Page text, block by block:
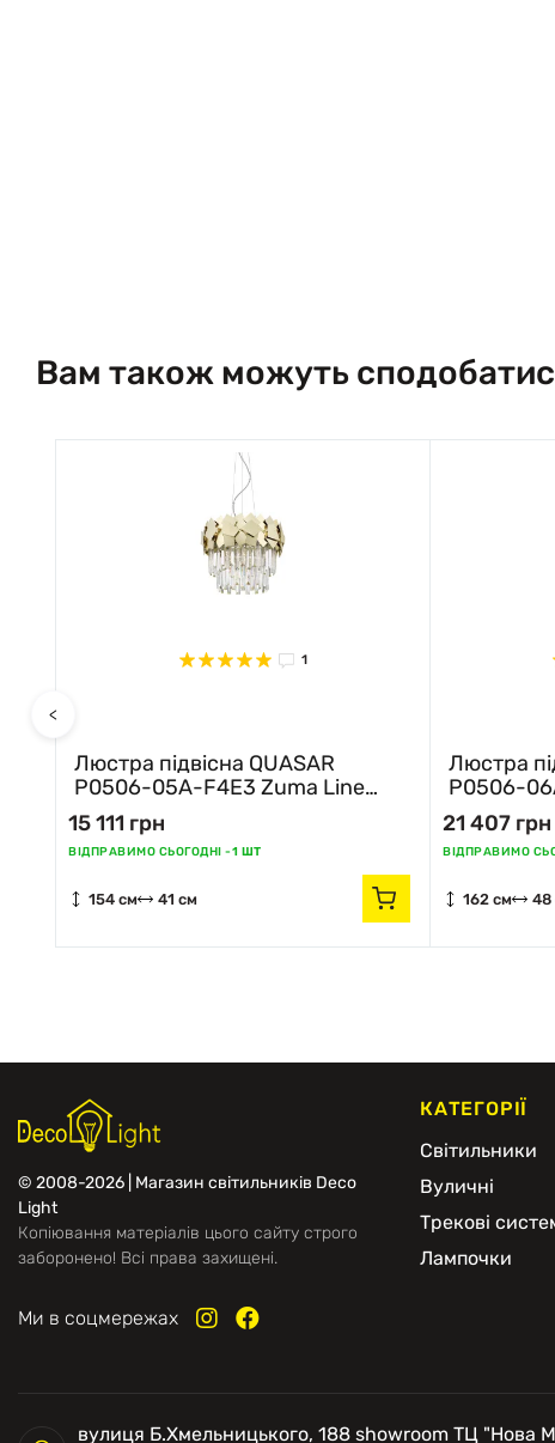
Вам також можуть
<
1
Люстра підвісна QUASAR
P0506-05A-F4E3 Zuma Line
золотий
15 111 грн
ВІДПРАВИМО СЬОГОДНІ -1 ШТ
154 см 41 см
Люстра
P0506-
хром
21 407 грн
ВІДПРАВИМО
162 см 48
© 2008-2026 | Магазин світильників Deco
Light
Копіювання матеріалів цього сайту строго
заборонено! Всі права захищені.
Ми в соцмережах
КАТЕГОРІЇ
Світильники
Вуличні
Трекові
Лампочки
вулиця Б.Хмельницького, 188 showroom ТЦ "Нова